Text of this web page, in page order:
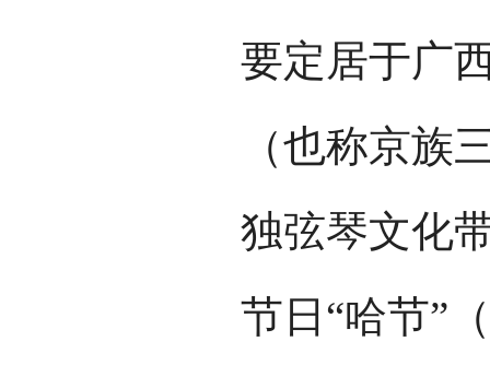
要定居于广
（也称京族
独弦琴文化
节日“哈节”